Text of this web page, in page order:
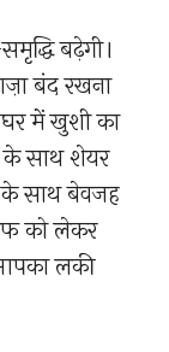
बढ़ेगी।
बंद रखना
में खुशी का
के साथ शेयर
के साथ बेवजह
को लेकर
लकी